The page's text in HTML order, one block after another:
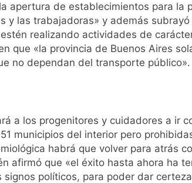
contra el proyecto oficial de Ley de
fiesta de San Cayetano
apertura de establecimientos para la
las trabajadoras» y además
realizando actividades de
que «la provincia de Buenos Aires
no dependan del transporte público».
a los progenitores y cuidadores a ir
municipios del interior pero
habrá que volver para atrás
afirmó que «el éxito hasta ahora ha
políticos, para poder dar